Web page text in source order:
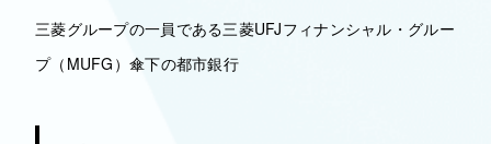
三菱グループの一員である三菱UFJフィナンシャル・グルー
プ（MUFG）傘下の都市銀行